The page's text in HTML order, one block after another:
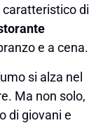
di
e a cena.
si alza nel
Ma non solo,
di giovani e